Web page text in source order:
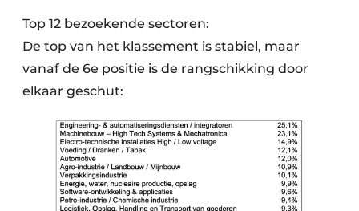
Top 12 bezoekende sectoren:
De top van het klassement is stabiel, maar
vanaf de 6e positie is de rangschikking door
elkaar geschut: